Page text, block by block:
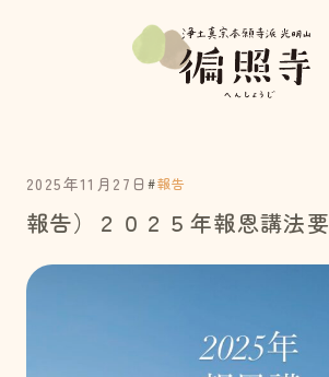
2025年11月27日#報告
報告）２０２５年報恩講法要